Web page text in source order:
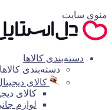
منوی سایت
دسته‌بندی کالاها
دسته‌بندی کالاها
کالای
کالای
لوازم